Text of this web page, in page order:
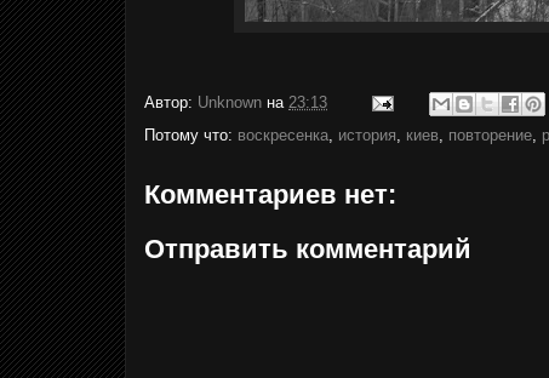
Автор: Unknown на 23:13
Потому что: воскресенка история киев повторение
Комментариев нет:
Отправить комментарий